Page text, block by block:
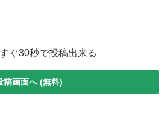
ぐ30秒で投稿出来る
稿画面へ (無料)